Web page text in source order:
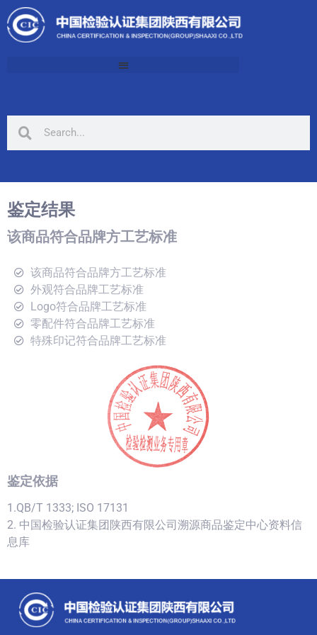
鉴定结果
该商品符合品牌方工艺标准
该商品符合品牌方工艺标准
外观符合品牌工艺标准
Logo符合品牌工艺标准
零配件符合品牌工艺标准
特殊印记符合品牌工艺标准
鉴定依据
1.QB/T 1333; ISO 17131
2. 中国检验认证集团陕西有限公司溯源商品鉴定中心资料信
息库